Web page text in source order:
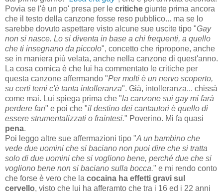
Povia se l'è un po' presa per le critiche giunte prima ancora
che il testo della canzone fosse reso pubblico... ma se lo
sarebbe dovuto aspettare visto alcune sue uscite tipo "Gay
non si nasce. Lo si diventa in base a chi frequenti, a quello
che ti insegnano da piccolo", concetto che ripropone, anche
se in maniera più velata, anche nella canzone di quest'anno.
La cosa comica è che lui ha commentato le critiche per
questa canzone affermando "Per molti è un nervo scoperto,
su certi temi c'è tanta intolleranza". Già, intolleranza... chissà
come mai. Lui spiega prima che "la canzone sui gay mi farà
perdere fan" e poi che "il destino dei cantautori è quello di
essere strumentalizzati o fraintesi." Poverino. Mi fa quasi
pena.
Poi leggo altre sue affermazioni tipo "A un bambino che
vede due uomini che si baciano non puoi dire che si tratta
solo di due uomini che si vogliono bene, perché due che si
vogliono bene non si baciano sulla bocca." e mi rendo conto
che forse è vero che la cocaina ha effetti gravi sul
cervello, visto che lui ha afferamto che tra i 16 ed i 22 anni